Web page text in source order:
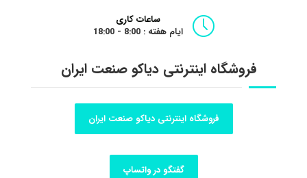
ساعات کاری
ایام هفته : 8:00 - 18:00
فروشگاه اینترنتی دیاکو صنعت ایران
فروشگاه اینترنتی دیاکو صنعت ایران
گفتگو در واتساپ